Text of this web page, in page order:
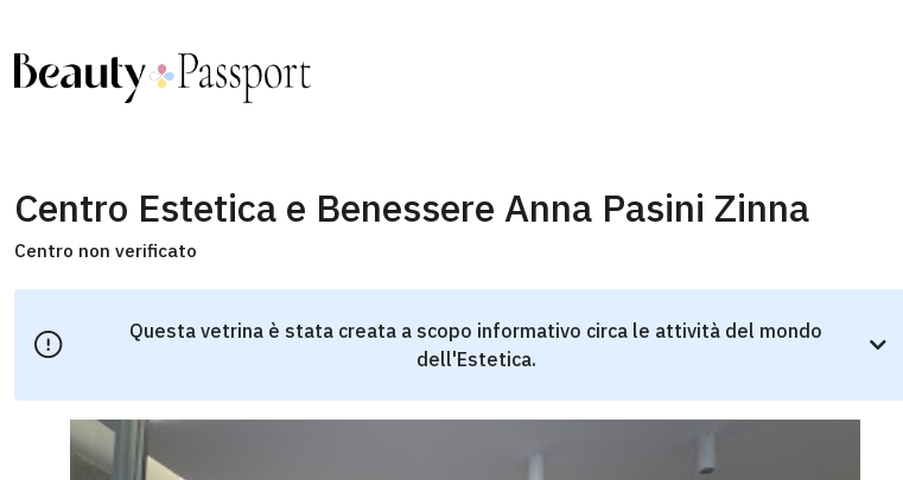
Centro Estetica e Benessere Anna Pasini Zinna
Centro non verificato
Questa vetrina è stata creata a scopo informativo circa le attività del mondo
dell'Estetica.